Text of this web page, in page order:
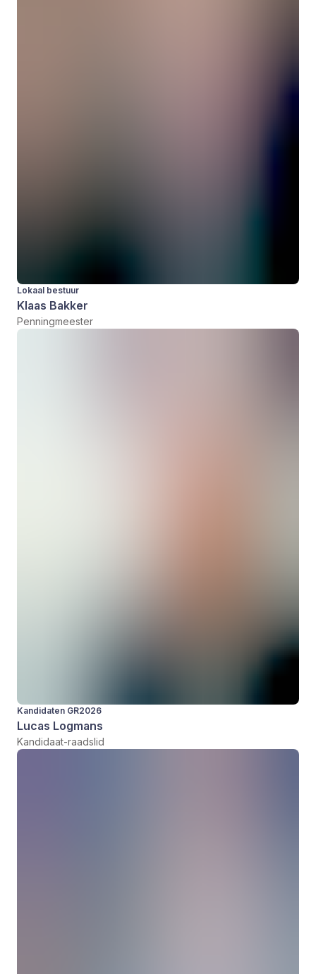
Lokaal bestuur
Klaas Bakker
Penningmeester
Kandidaten GR2026
Lucas Logmans
Kandidaat-raadslid